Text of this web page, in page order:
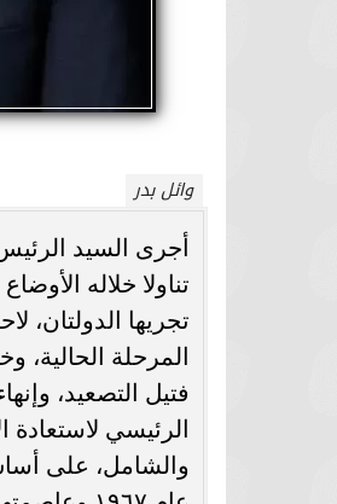
وائل بدر
أجرى السيد الرئيس
تناولا خلاله
تجريها الدولتان،
المرحلة الحالية،
فتيل التصعيد،
الرئيسي
والشامل، على